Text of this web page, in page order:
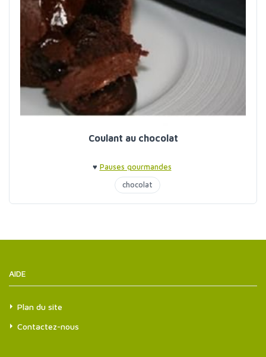
Coulant au chocolat
♥ Pauses gourmandes
chocolat
AIDE
Plan du site
Contactez-nous